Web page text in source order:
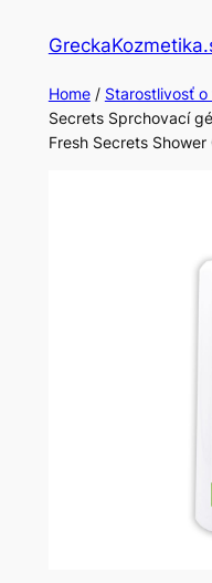
Home/ Starostlivosť o
Secrets Sprchovací
Fresh Secrets Shower